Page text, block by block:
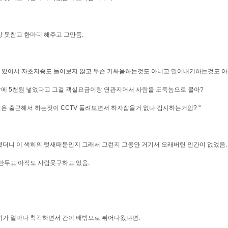
못참고 한마디 해주고 그만둠.
있어서 자초지종도 들어보지 않고 무슨 기싸움하는것도 아니고 밀어내기하는것도
5천원 넣었다고 그걸 객실요금이랑 연관지어서 사람을 도둑놈으로 몰아?
출근해서 하는짓이 CCTV 돌려보면서 하자잡을거 없나 감시하는거임? "
더니 이 색히의 텃새때문인지 그래서 그런지 그동안 거기서 오래버틴 인간이 없었음.
두고 아직도 사람못구하고 있음.
가 얼마나 착각하면서 간이 배밖으로 튀어나왔냐면.